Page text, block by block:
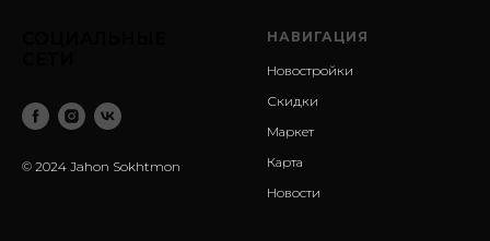
© 2024 Jahon Sokhtmon
НАВИГАЦИЯ
Новостройки
Скидки
Маркет
Карта
Новости